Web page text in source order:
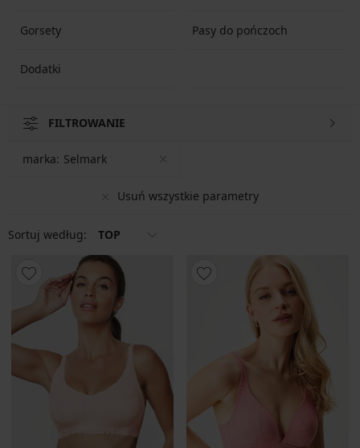
Gorsety Pasy do pończoch
Dodatki
FILTROWANIE
Usuń wszystkie parametry
marka: Selmark
Sortuj według: TOP